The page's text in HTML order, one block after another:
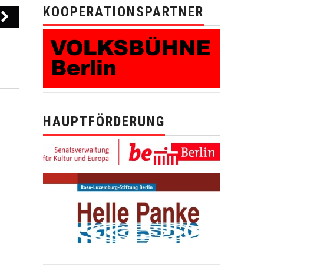
KOOPERATIONSPARTNER
HAUPTFÖRDERUNG